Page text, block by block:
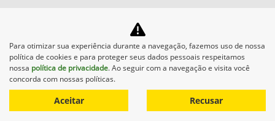
No trânsito, enxergar o outro salva vidas.
Desenvolvido pela DEALERSPACE ® Direitos Reservados.
Para otimizar sua experiência durante a navegação, fazemos uso de nossa
política de cookies e para proteger seus dados pessoais respeitamos
nossa política de privacidade. Ao seguir com a navegação e visita você
concorda com nossas políticas.
Aceitar Recusar